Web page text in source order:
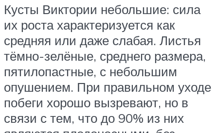
Кусты Виктории небольшие: сила
их роста характеризуется как
средняя или даже слабая. Листья
тёмно-зелёные, среднего размера,
пятилопастные, с небольшим
опушением. При правильном уходе
побеги хорошо вызревают, но в
связи с тем, что до 90% из них